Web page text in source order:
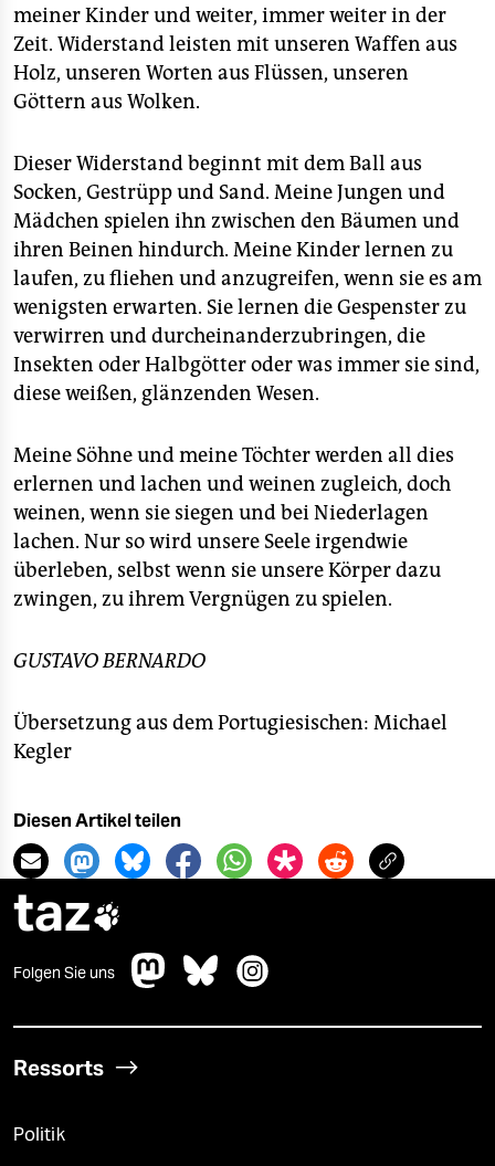
meiner Kinder und weiter, immer weiter in der
Zeit. Widerstand leisten mit unseren Waffen aus
Holz, unseren Worten aus Flüssen, unseren
Göttern aus Wolken.
Dieser Widerstand beginnt mit dem Ball aus
Socken, Gestrüpp und Sand. Meine Jungen und
Mädchen spielen ihn zwischen den Bäumen und
ihren Beinen hindurch. Meine Kinder lernen zu
laufen, zu fliehen und anzugreifen, wenn sie es am
wenigsten erwarten. Sie lernen die Gespenster zu
verwirren und durcheinanderzubringen, die
Insekten oder Halbgötter oder was immer sie sind,
diese weißen, glänzenden Wesen.
Meine Söhne und meine Töchter werden all dies
erlernen und lachen und weinen zugleich, doch
weinen, wenn sie siegen und bei Niederlagen
lachen. Nur so wird unsere Seele irgendwie
überleben, selbst wenn sie unsere Körper dazu
zwingen, zu ihrem Vergnügen zu spielen.
GUSTAVO BERNARDO
Übersetzung aus dem Portugiesischen: Michael
Kegler
Diesen Artikel teilen
taz
Folgen Sie uns
Ressorts
Politik